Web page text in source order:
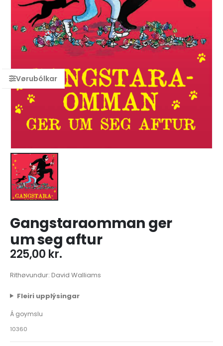
Gangstaraomman ger
um seg aftur
225,00 kr.
Rithøvundur: David Walliams
Fleiri upplýsingar
Á goymslu
10360